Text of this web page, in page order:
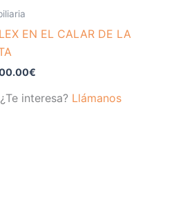
EN EL CALAR DE LA
€
¿Te interesa? Llámanos